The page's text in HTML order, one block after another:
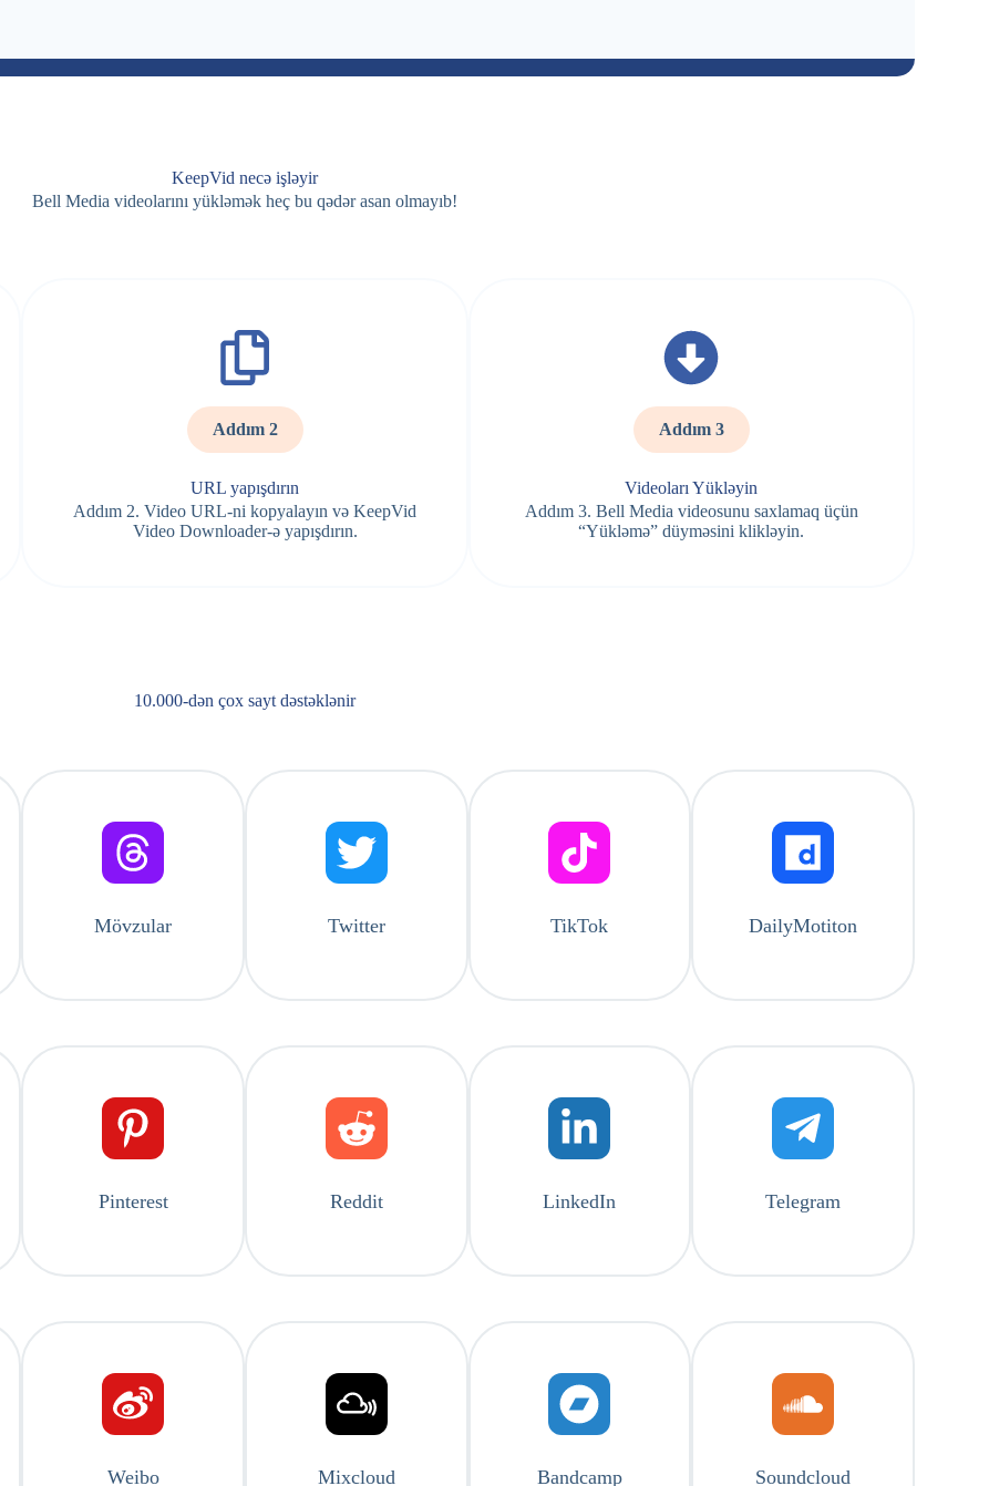
KeepVid necə işləyir
Bell Media videolarını yükləmək heç bu qədər asan olmayıb!
Addım 2
URL yapışdırın
Addım 2. Video URL-ni kopyalayın və KeepVid
Video Downloader-ə yapışdırın.
Addım 3
Videoları Yükləyin
Addım 3. Bell Media videosunu saxlamaq üçün
“Yükləmə” düyməsini klikləyin.
10.000-dən çox sayt dəstəklənir
Mövzular Twitter TikTok DailyMotiton
Pinterest Reddit LinkedIn Telegram
Weibo Mixcloud Bandcamp Soundcloud